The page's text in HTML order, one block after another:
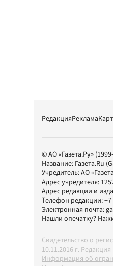
РедакцияРеклама
© АО «Газета.Ру»
Название: Газета.Ru
Учредитель:АО
Адрес учредителя:
Адрес редакции и
Телефон редакции:
Электронная почта:
Нашли опечатку?
Свидетельство о
10.11.2016 г.
Информация об